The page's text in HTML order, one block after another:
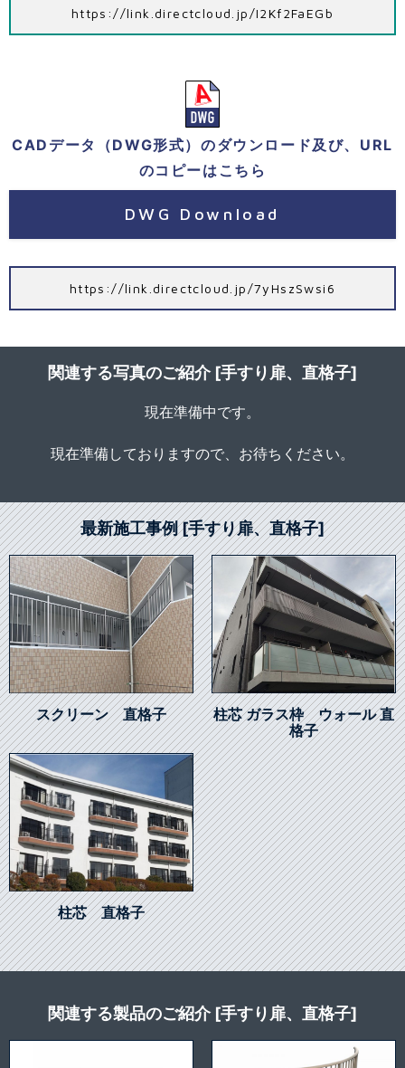
https://link.directcloud.jp/I2Kf2FaEGb
CADデータ（DWG形式）のダウンロード及び、URL
のコピーはこちら
DWG Download
https://link.directcloud.jp/7yHszSwsi6
関連する写真のご紹介 [手すり扉、直格子]
現在準備中です。
現在準備しておりますので、お待ちください。
最新施工事例 [手すり扉、直格子]
スクリーン 直格子
柱芯 ガラス枠 ウォール 直
格子
柱芯 直格子
関連する製品のご紹介 [手すり扉、直格子]